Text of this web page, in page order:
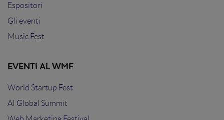
Espositori
Gli eventi
Music Fest
EVENTI AL WMF
World Startup Fest
AI Global Summit